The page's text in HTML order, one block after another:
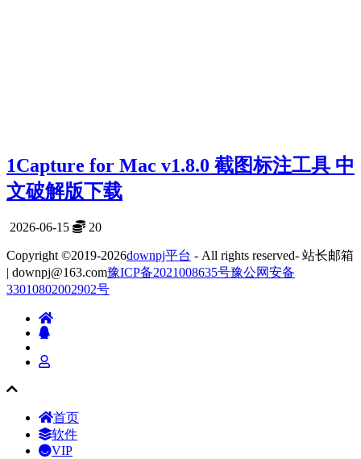
1Capture for Mac v1.8.0 截图标注工具 中
文破解版下载
2026-06-15 20
Copyright ©2019-2026downpj平台 - All rights reserved- 站长邮箱
| downpj@163.com豫ICP备2021008635号豫公网安备
33010802002902号
首页
软件
VIP